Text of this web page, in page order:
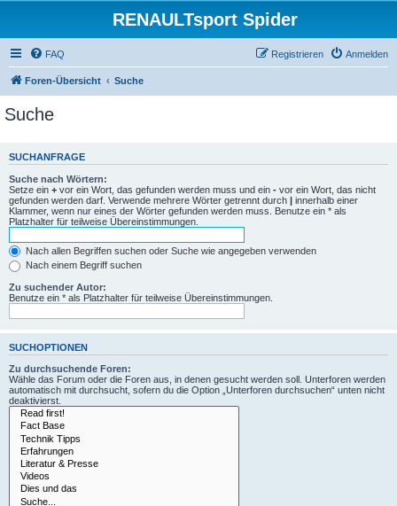
RENAULTsport Spider
FAQ Anmelden
Registrieren
Foren-Übersicht Suche
Suche
SUCHANFRAGE
Suche nach Wörtern:
Setze ein + vor ein Wort, das gefunden werden muss und ein - vor ein Wort, das nicht
gefunden werden darf. Verwende mehrere Wörter getrennt durch | innerhalb einer
Klammer, wenn nur eines der Wörter gefunden werden muss. Benutze ein * als
Platzhalter für teilweise Übereinstimmungen.
Nach allen Begriffen suchen oder Suche wie angegeben verwenden
Nach einem Begriff suchen
Zu suchender Autor:
Benutze ein * als Platzhalter für teilweise Übereinstimmungen.
SUCHOPTIONEN
Zu durchsuchende Foren:
Wähle das Forum oder die Foren aus, in denen gesucht werden soll. Unterforen werden
automatisch mit durchsucht, sofern du die Option „Unterforen durchsuchen“ unten nicht
deaktivierst.